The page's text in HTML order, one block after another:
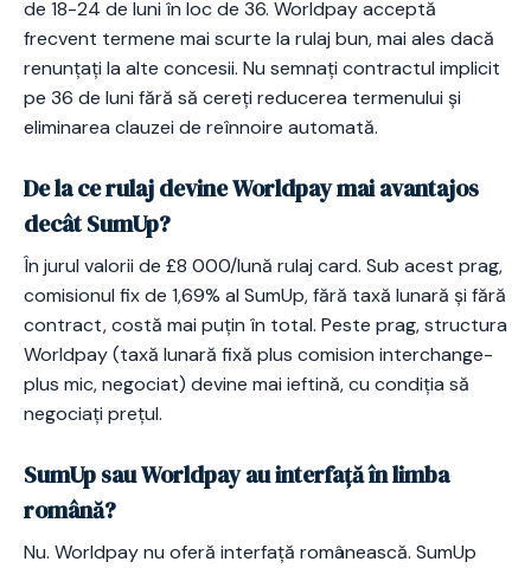
de 18-24 de luni în loc de 36. Worldpay acceptă
frecvent termene mai scurte la rulaj bun, mai ales dacă
renunțați la alte concesii. Nu semnați contractul implicit
pe 36 de luni fără să cereți reducerea termenului și
eliminarea clauzei de reînnoire automată.
De la ce rulaj devine Worldpay mai avantajos
decât SumUp?
În jurul valorii de £8 000/lună rulaj card. Sub acest prag,
comisionul fix de 1,69% al SumUp, fără taxă lunară și fără
contract, costă mai puțin în total. Peste prag, structura
Worldpay (taxă lunară fixă plus comision interchange-
plus mic, negociat) devine mai ieftină, cu condiția să
negociați prețul.
SumUp sau Worldpay au interfață în limba
română?
Nu. Worldpay nu oferă interfață românească. SumUp